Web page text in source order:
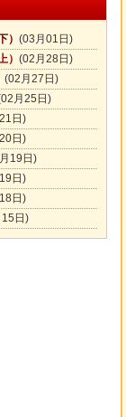
） (03月01日)
） (02月28日)
(02月27日)
月25日)
日)
日)
19日)
日)
日)
日)